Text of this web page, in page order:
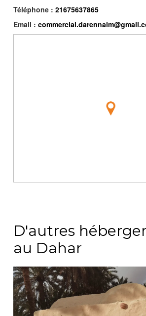
Téléphone : 21675637865
Email :
D'autres
au Dahar